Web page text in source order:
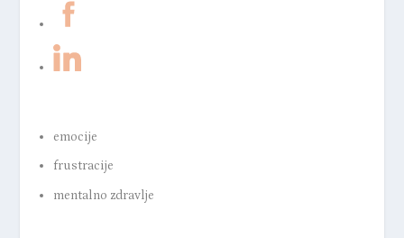
emocije
frustracije
mentalno zdravlje